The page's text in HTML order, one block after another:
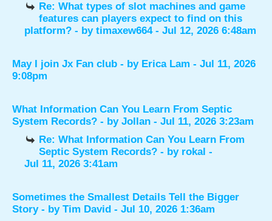
Re: What types of slot machines and game
features can players expect to find on this
platform? - by timaxew664- Jul 12, 2026 6:48am
May I join Jx Fan club - by Erica Lam - Jul 11, 2026
9:08pm
What Information Can You Learn From Septic
System Records? - by Jollan - Jul 11, 2026 3:23am
Re: What Information Can You Learn From
Septic System Records? - by rokal -
Jul 11, 2026 3:41am
Sometimes the Smallest Details Tell the Bigger
Story - by Tim David - Jul 10, 2026 1:36am